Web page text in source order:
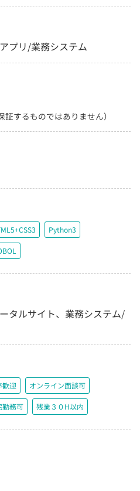
プリ/業務システム
証するものではありません）
Python3
タルサイト、業務システム/
歓迎 オンライン面談可
勤務可 残業３０H以内